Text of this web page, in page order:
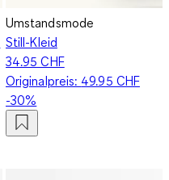
Umstandsmode
Still-Kleid
34.95 CHF
Originalpreis: 49.95 CHF
-30%